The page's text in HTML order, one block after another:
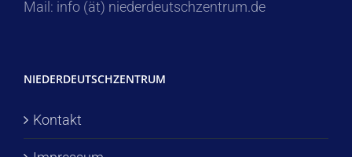
Mail: info (ät) niederdeutschzentrum.de
NIEDERDEUTSCHZENTRUM
Kontakt